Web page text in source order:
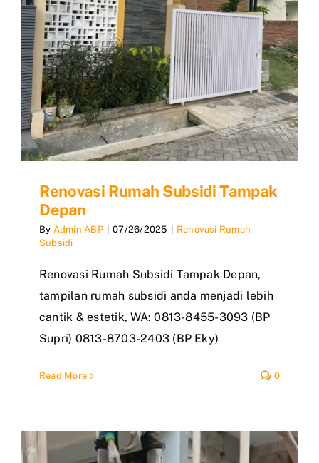
Renovasi Rumah Subsidi Tampak
Depan
By Admin ABP 07/26/2025
Renovasi Rumah
Subsidi
Renovasi Rumah Subsidi Tampak Depan,
tampilan rumah subsidi anda menjadi lebih
cantik & estetik, WA: 0813-8455-3093 (BP
Supri) 0813-8703-2403 (BP Eky)
Read More 0